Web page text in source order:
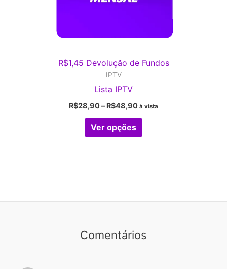
R$1,45 Devolução de Fundos
IPTV
Lista IPTV
R$28,90– R$48,90Faixa
à vista
Ver opções
Este
produto
ser
Comentários